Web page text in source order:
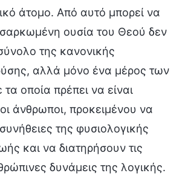
άτομο. Από αυτό μπορεί να
ουσία του Θεού δεν
της κανονικής
αλλά μόνο ένα μέρος των
οποία πρέπει να είναι
άνθρωποι, προκειμένου να
της φυσιολογικής
και να διατηρήσουν τις
δυνάμεις της λογικής.